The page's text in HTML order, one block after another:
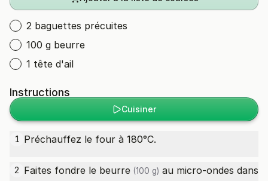
2 baguettes précuites
100 g beurre
1 tête d'ail
Instructions
Cuisiner
1 Préchauffez le four à 180°C.
2 Faites fondre le beurre (100 g) au micro-ondes dans